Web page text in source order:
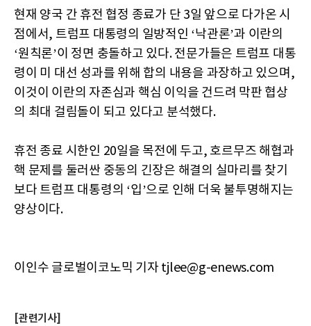
현재 양국 간 휴전 협정 종료가 단 3일 앞으로 다가온 시
점에서, 트럼프 대통령의 일방적인 ‘낙관론’과 이란의
‘원칙론’이 정면 충돌하고 있다. 전문가들은 트럼프 대통
령이 미 대선 성과를 위해 합의 내용을 과장하고 있으며,
이것이 이란의 자존심과 핵심 이익을 건드려 막판 협상
의 최대 걸림돌이 되고 있다고 분석했다.
휴전 종료 시한인 20일을 목전에 두고, 호르무즈 해협과
핵 문제를 둘러싼 중동의 긴장은 해결의 실마리를 찾기
보다 트럼프 대통령의 ‘입’으로 인해 더욱 불투명해지는
양상이다.
이인수 글로벌이코노믹 기자 tjlee@g-enews.com
[관련기사]